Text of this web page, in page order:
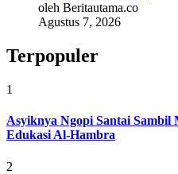
oleh Beritautama.co
Agustus 7, 2026
Terpopuler
1
Asyiknya Ngopi Santai Sambil
Edukasi Al-Hambra
2